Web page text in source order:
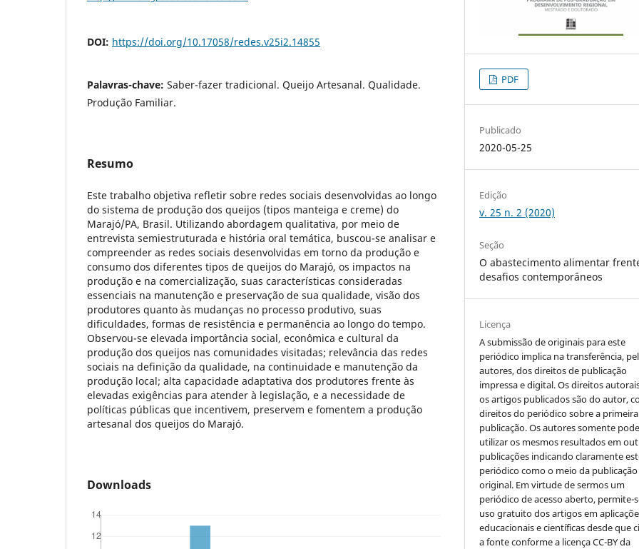
DOI: https://doi.org/10.17058/redes.v25i2.14855
Palavras-chave: Saber-fazer tradicional. Queijo Artesanal. Qualidade.
Produção Familiar.
Resumo
Este trabalho objetiva refletir sobre redes sociais desenvolvidas ao longo
do sistema de produção dos queijos (tipos manteiga e creme) do
Marajó/PA, Brasil. Utilizando abordagem qualitativa, por meio de
entrevista semiestruturada e história oral temática, buscou-se analisar e
compreender as redes sociais desenvolvidas em torno da produção e
consumo dos diferentes tipos de queijos do Marajó, os impactos na
produção e na comercialização, suas características consideradas
essenciais na manutenção e preservação de sua qualidade, visão dos
produtores quanto às mudanças no processo produtivo, suas
dificuldades, formas de resistência e permanência ao longo do tempo.
Observou-se elevada importância social, econômica e cultural da
produção dos queijos nas comunidades visitadas; relevância das redes
sociais na definição da qualidade, na continuidade e manutenção da
produção local; alta capacidade adaptativa dos produtores frente às
elevadas exigências para atender à legislação, e a necessidade de
políticas públicas que incentivem, preservem e fomentem a produção
artesanal dos queijos do Marajó.
Downloads
PDF
Publicado
2020-05-25
Edição
v. 25 n. 2 (2020)
Seção
O abastecimento alimentar
desafios contemporâneos
Licença
A submissão de originais para este
periódico implica na transferência,
autores, dos direitos de publicação
impressa e digital. Os direitos
os artigos publicados são do autor,
direitos do periódico sobre a primeira
publicação. Os autores somente
utilizar os mesmos resultados em
publicações indicando claramente
periódico como o meio da publicação
original. Em virtude de sermos um
periódico de acesso aberto, permite-
uso gratuito dos artigos em
educacionais e científicas desde que
a fonte conforme a licença CC-BY da